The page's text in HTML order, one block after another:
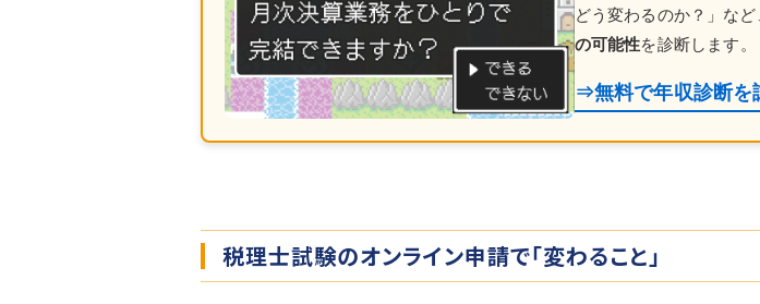
どう変わるのか？」な
の可能性を診断します。
⇒無料で年収診断を
税理士試験のオンライン申請で「変わること」